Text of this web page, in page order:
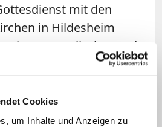
Cookies
um Inhalte und Anzeigen zu
mit den
in Hildesheim
evangelischer und
nach Israel und
Gauck und
II. von Dänemark die